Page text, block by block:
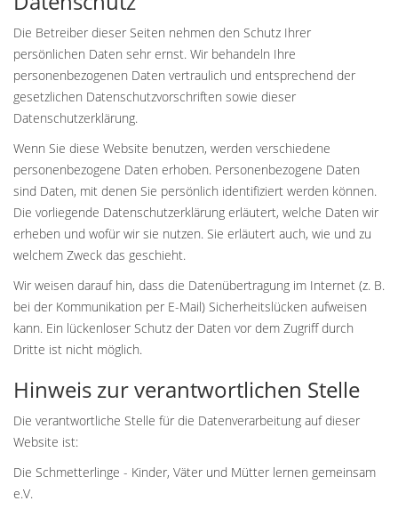
Die Betreiber dieser Seiten nehmen den Schutz Ihrer
persönlichen Daten sehr ernst. Wir behandeln Ihre
personenbezogenen Daten vertraulich und entsprechend der
gesetzlichen Datenschutzvorschriften sowie dieser
Datenschutzerklärung.
Wenn Sie diese Website benutzen, werden verschiedene
personenbezogene Daten erhoben. Personenbezogene Daten
sind Daten, mit denen Sie persönlich identifiziert werden können.
Die vorliegende Datenschutzerklärung erläutert, welche Daten wir
erheben und wofür wir sie nutzen. Sie erläutert auch, wie und zu
welchem Zweck das geschieht.
Wir weisen darauf hin, dass die Datenübertragung im Internet (z. B.
bei der Kommunikation per E-Mail) Sicherheitslücken aufweisen
kann. Ein lückenloser Schutz der Daten vor dem Zugriff durch
Dritte ist nicht möglich.
Hinweis zur verantwortlichen Stelle
Die verantwortliche Stelle für die Datenverarbeitung auf dieser
Website ist:
Die Schmetterlinge - Kinder, Väter und Mütter lernen gemeinsam
e.V.